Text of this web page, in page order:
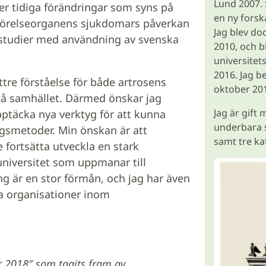
tidiga förändringar som syns på
sjukdomars påverkan
med användning av svenska
förståelse för både artrosens
samhället. Därmed önskar jag
nya verktyg för att kunna
Min önskan är att
fortsätta utveckla en stark
som uppmanar till
är en stor förmån, och jag har även
organisationer inom
Lund
en ny
Jag blev
2010, och
2016. Jag
oktober
Jag är gift
underbara
samt tre